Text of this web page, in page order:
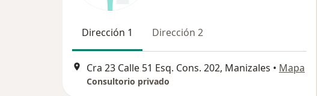
Dirección 1 Dirección 2
Cra 23 Calle 51 Esq. Cons. 202, Manizales • Mapa
Consultorio privado